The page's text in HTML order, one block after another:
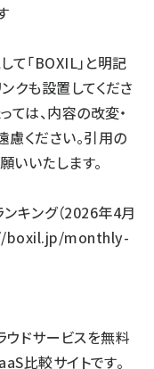
て「BOXIL」と明記
クも設置してくださ
ては、内容の改変・
ください。引用の
いたします。
キング（2026年4月
boxil.jp/monthly-
ウドサービスを無料
比較サイトです。